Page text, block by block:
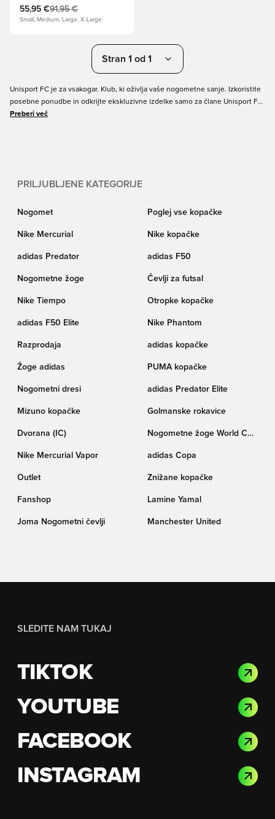
IZDAJA
55,95 €91,95 €
Small, Medium, Large, X-Large
Stran 1 od 1
Unisport FC je za vsakogar. Klub, ki oživlja vaše nogometne sanje. Izkoristite
posebne ponudbe in odkrijte ekskluzivne izdelke samo za člane Unisport FC.
Kot član Unisport FC imate dostop do številnih vznemirljivih ugodnosti
Preberi več
PRILJUBLJENE KATEGORIJE
Nogomet Poglej vse kopačke
Nike Mercurial Nike kopačke
adidas Predator adidas F50
Nogometne žoge Čevlji za futsal
Nike Tiempo Otropke kopačke
adidas F50 Elite Nike Phantom
Razprodaja adidas kopačke
Žoge adidas PUMA kopačke
Nogometni dresi adidas Predator Elite
Mizuno kopačke Golmanske rokavice
Dvorana (IC)
Nogometne žoge World Cup
Nike Mercurial Vapor
adidas Copa
Outlet Znižane kopačke
Fanshop Lamine Yamal
Joma Nogometni čevlji Manchester United
SLEDITE NAM TUKAJ
TIKTOK
YOUTUBE
FACEBOOK
INSTAGRAM